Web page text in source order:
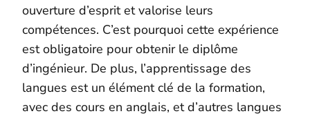
ouverture d’esprit et valorise leurs
compétences. C’est pourquoi cette expérience
est obligatoire pour obtenir le diplôme
d’ingénieur. De plus, l’apprentissage des
langues est un élément clé de la formation,
avec des cours en anglais, et d’autres langues